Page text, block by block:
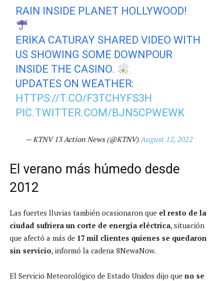
RAIN INSIDE PLANET HOLLYWOOD!
ERIKA CATURAY SHARED VIDEO WITH
US SHOWING SOME DOWNPOUR
INSIDE THE CASINO.
UPDATES ON WEATHER:
HTTPS://T.CO/F3TCHYFS3H
PIC.TWITTER.COM/BJN5CPWEWK
— KTNV 13 Action News (@KTNV) August 12, 2022
El verano más húmedo desde
2012
Las fuertes lluvias también ocasionaron que el resto de la
ciudad sufriera un corte de energía eléctrica, situación
que afectó a más de 17 mil clientes quienes se quedaron
sin servicio, informó la cadena 8NewaNow.
El Servicio Meteorológico de Estado Unidos dijo que no se